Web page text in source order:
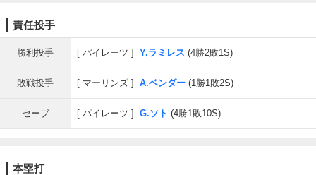
責任投手
勝利投手 パイレーツ Y.ラミレス (4勝2敗1S)
敗戦投手 マーリンズ A.ベンダー (1勝1敗2S)
セーブ パイレーツ G.ソト (4勝1敗10S)
本塁打